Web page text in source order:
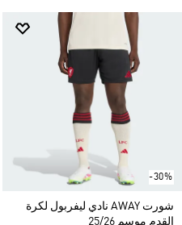
-30%
شورت AWAY نادي ليفربول لكرة
القدم موسم 25/26